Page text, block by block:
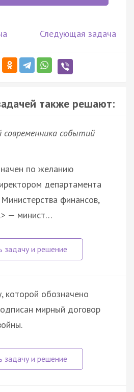
Следующая задача
также решают:
современника событий
по желанию
департамента
финансов,
— минист…
которой обозначено
мирный договор